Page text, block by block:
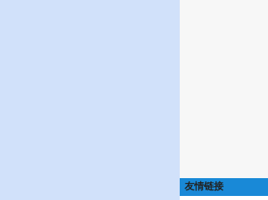
友情链接